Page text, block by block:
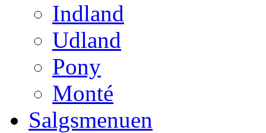
Indland
Udland
Pony
Monté
Salgsmenuen